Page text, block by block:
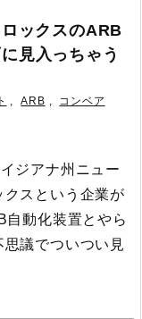
ックスのARB
見入っちゃう
, ARB , コンベア
ジアナ州ニュー
スという企業が
自動化装置とやら
議でついつい見